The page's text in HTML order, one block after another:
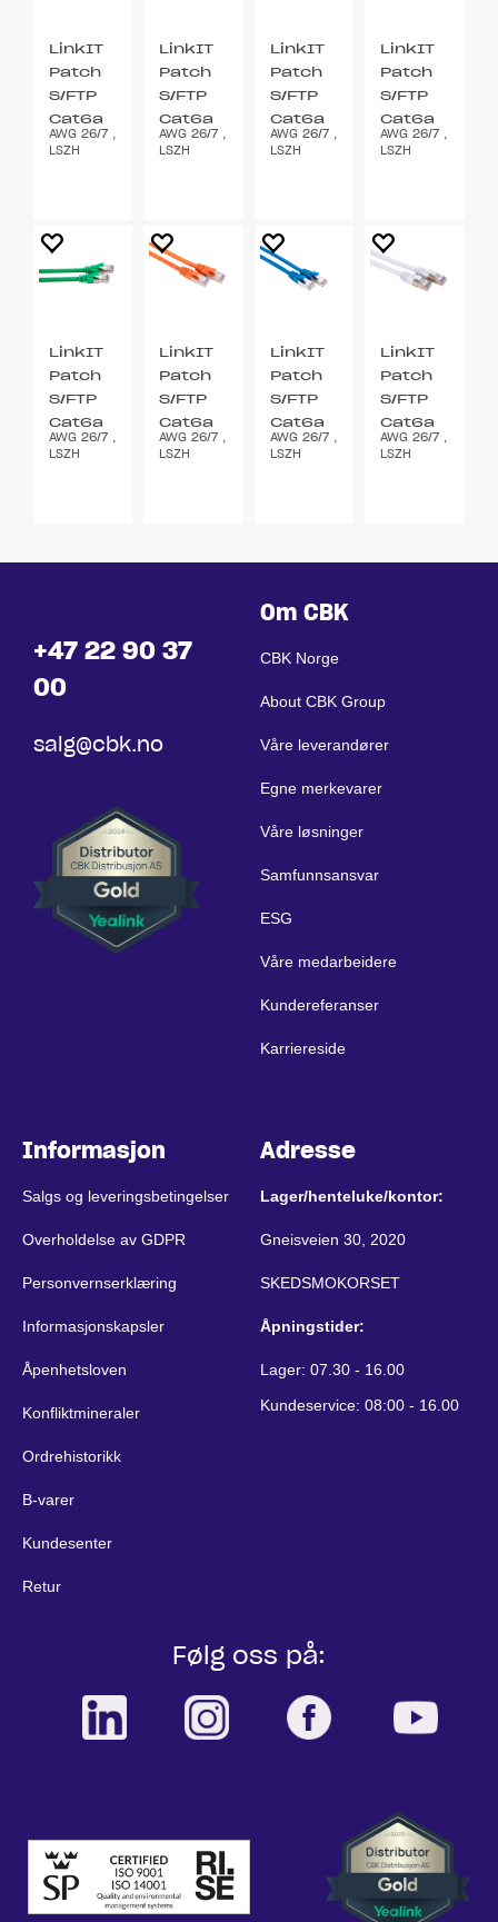
LinkIT
Patch
S/FTP
Cat6a
grå 2m
AWG 26/7 ,
LSZH
LinkIT
Patch
S/FTP
Cat6a
svart
AWG 26/7 ,
LSZH
LinkIT
Patch
S/FTP
Cat6a
lilla 2m
AWG 26/7 ,
LSZH
LinkIT
Patch
S/FTP
Cat6a
gul 2m
AWG 26/7 ,
LSZH
LinkIT
Patch
S/FTP
Cat6a
grønn
AWG 26/7 ,
LSZH
LinkIT
Patch
S/FTP
Cat6a
oransje
AWG 26/7 ,
LSZH
LinkIT
Patch
S/FTP
Cat6a
blå 2m
AWG 26/7 ,
LSZH
LinkIT
Patch
S/FTP
Cat6a
hvit 2m
AWG 26/7 ,
LSZH
+47 22 90 37
00
salg@cbk.no
Om CBK
CBK Norge
About CBK Group
Våre leverandører
Egne merkevarer
Våre løsninger
Samfunnsansvar
ESG
Våre medarbeidere
Kundereferanser
Karriereside
Informasjon
Salgs og leveringsbetingelser
Overholdelse av GDPR
Personvernserklæring
Informasjonskapsler
Åpenhetsloven
Konfliktmineraler
Ordrehistorikk
B-varer
Kundesenter
Retur
Adresse
Lager/henteluke/kontor:
Gneisveien 30, 2020
SKEDSMOKORSET
Åpningstider:
Lager: 07.30 - 16.00
Kundeservice: 08:00 - 16.00
Følg oss på: